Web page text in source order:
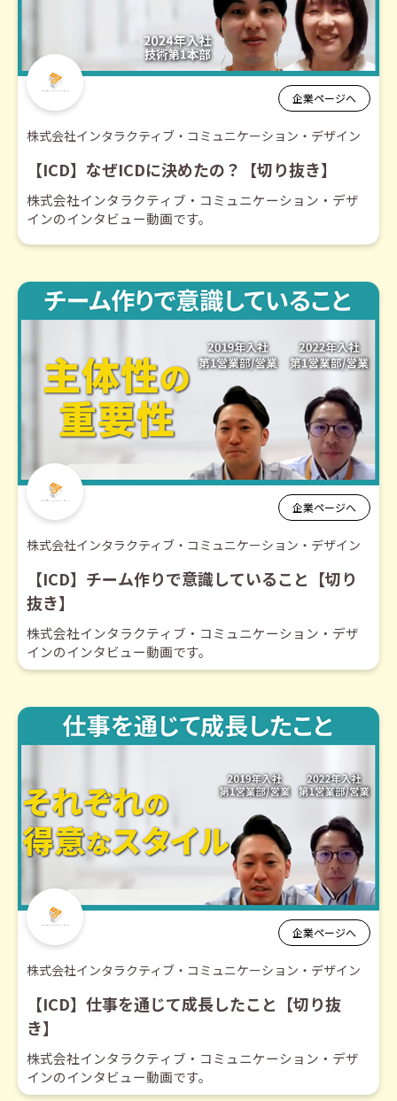
企業ページへ
株式会社インタラクティブ・コミュニケーション・デザイン
【ICD】なぜICDに決めたの？【切り抜き】
株式会社インタラクティブ・コミュニケーション・デザ
インのインタビュー動画です。
企業ページへ
株式会社インタラクティブ・コミュニケーション・デザイン
【ICD】チーム作りで意識していること【切り
抜き】
株式会社インタラクティブ・コミュニケーション・デザ
インのインタビュー動画です。
企業ページへ
株式会社インタラクティブ・コミュニケーション・デザイン
【ICD】仕事を通じて成長したこと【切り抜
き】
株式会社インタラクティブ・コミュニケーション・デザ
インのインタビュー動画です。